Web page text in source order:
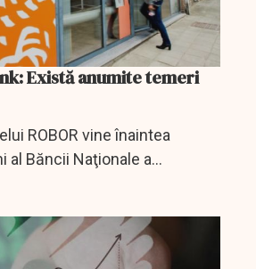
Există anumite temeri
ROBOR vine înaintea
al Băncii Naţionale a
la organizarea de operaţiuni